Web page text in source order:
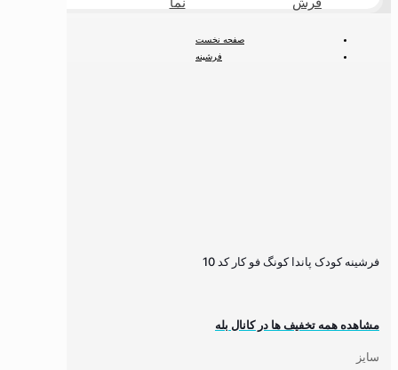
صفحه نخست
فرشینه
فرشینه کودک پاندا کونگ فو کار کد 10
مشاهده همه تخفیف ها در کانال بله
سایز